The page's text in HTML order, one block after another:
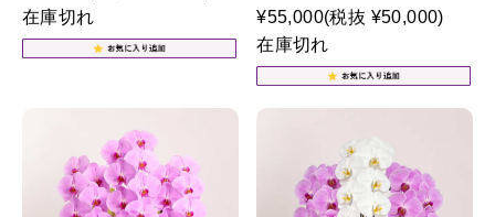
在庫切れ
¥55,000(税抜 ¥50,000)
在庫切れ